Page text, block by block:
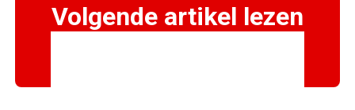
Volgende artikel lezen